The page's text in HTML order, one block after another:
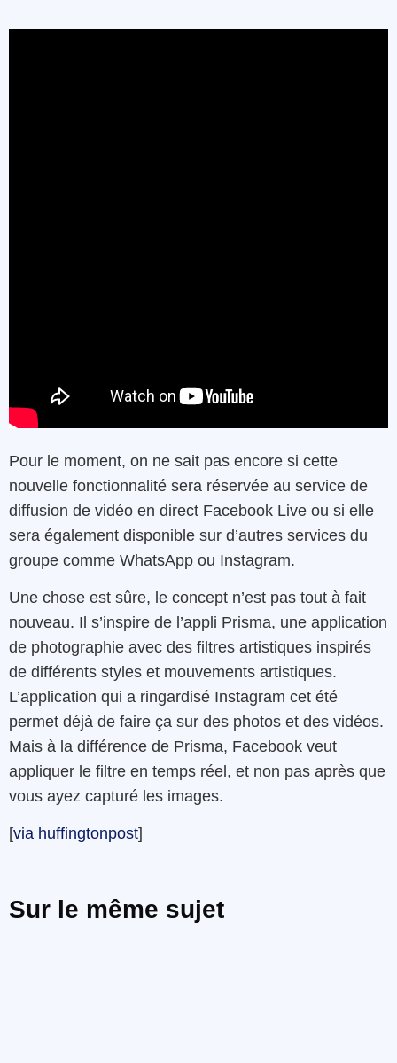
Pour le moment, on ne sait pas encore si cette
nouvelle fonctionnalité sera réservée au service de
diffusion de vidéo en direct Facebook Live ou si elle
sera également disponible sur d’autres services du
groupe comme WhatsApp ou Instagram.
Une chose est sûre, le concept n’est pas tout à fait
nouveau. Il s’inspire de l’appli Prisma, une application
de photographie avec des filtres artistiques inspirés
de différents styles et mouvements artistiques.
L’application qui a ringardisé Instagram cet été
permet déjà de faire ça sur des photos et des vidéos.
Mais à la différence de Prisma, Facebook veut
appliquer le filtre en temps réel, et non pas après que
vous ayez capturé les images.
[via huffingtonpost]
Sur le même sujet